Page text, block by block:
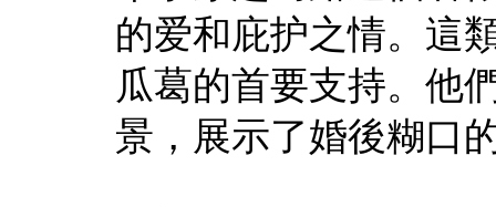
的爱和庇护之情。這
瓜葛的首要支持。他
景，展示了婚後糊口